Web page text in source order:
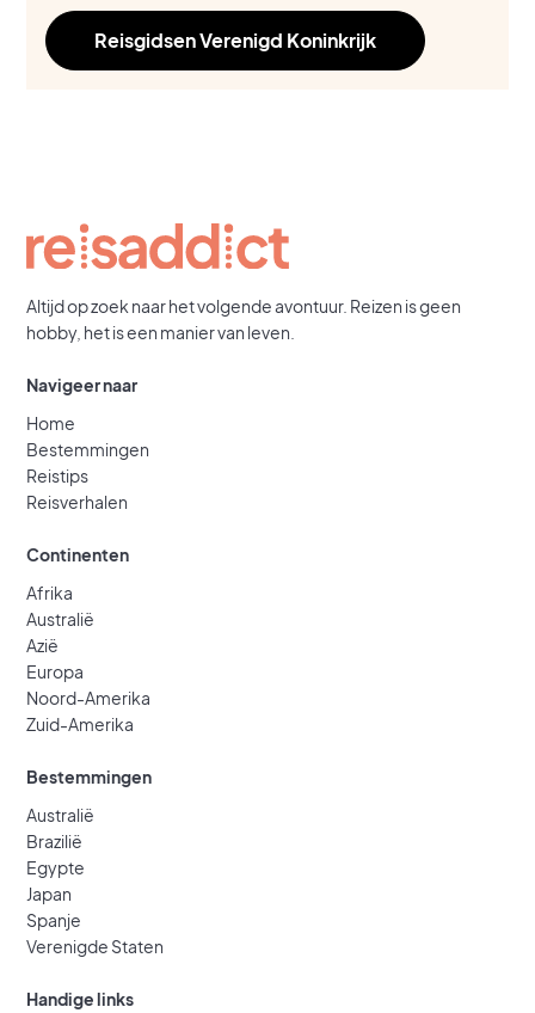
Reisgidsen Verenigd Koninkrijk
Altijd op zoek naar het volgende avontuur. Reizen is geen
hobby, het is een manier van leven.
Navigeer naar
Home
Bestemmingen
Reistips
Reisverhalen
Continenten
Afrika
Australië
Azië
Europa
Noord-Amerika
Zuid-Amerika
Bestemmingen
Australië
Brazilië
Egypte
Japan
Spanje
Verenigde Staten
Handige links